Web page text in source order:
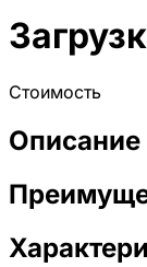
Стоимость
Описание